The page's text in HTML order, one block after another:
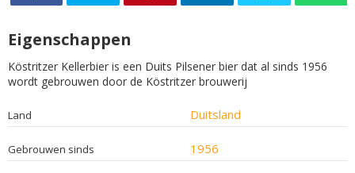
Eigenschappen
Köstritzer Kellerbier is een Duits Pilsener bier dat al sinds 1956
wordt gebrouwen door de Köstritzer brouwerij
Land Duitsland
Gebrouwen sinds 1956